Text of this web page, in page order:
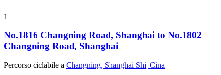
1
No.1816 Changning Road, Shanghai to No.1802
Changning Road, Shanghai
Percorso ciclabile a Changning, Shanghai Shi, Cina